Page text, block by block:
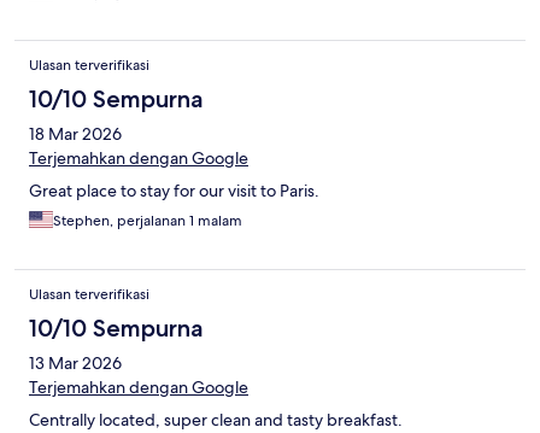
Ulasan terverifikasi
10/10 Sempurna
18 Mar 2026
Terjemahkan dengan Google
Great place to stay for our visit to Paris.
Stephen, perjalanan 1 malam
Ulasan terverifikasi
10/10 Sempurna
13 Mar 2026
Terjemahkan dengan Google
Centrally located, super clean and tasty breakfast.